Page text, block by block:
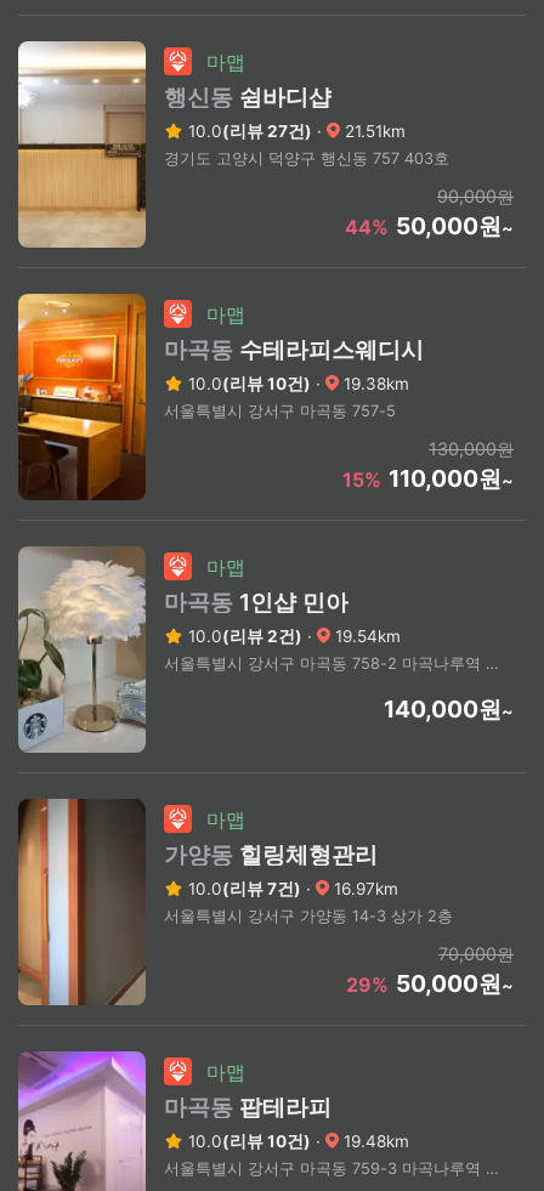
마맵
행신동 쉼바디샵
10.0(리뷰 27건) · 21.51km
경기도 고양시 덕양구 행신동 757 403호
90,000원
44% 50,000원~
마맵
마곡동 수테라피스웨디시
10.0(리뷰 10건) · 19.38km
서울특별시 강서구 마곡동 757-5
130,000원
15% 110,000원~
마맵
마곡동 1인샵 민아
10.0(리뷰 2건) · 19.54km
서울특별시 강서구 마곡동 758-2 마곡나루역 1번출구 도보5분
140,000원~
마맵
가양동 힐링체형관리
10.0(리뷰 7건) · 16.97km
서울특별시 강서구 가양동 14-3 상가 2층
70,000원
29% 50,000원~
마맵
마곡동 팝테라피
10.0(리뷰 10건) · 19.48km
서울특별시 강서구 마곡동 759-3 마곡나루역 1번출구 2분거리